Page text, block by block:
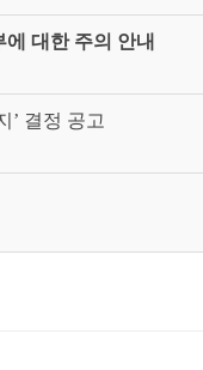
대한 주의 안내
’ 결정 공고